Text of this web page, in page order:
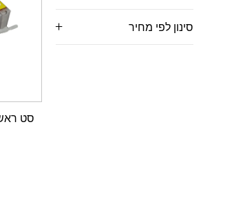
סינון לפי מחיר